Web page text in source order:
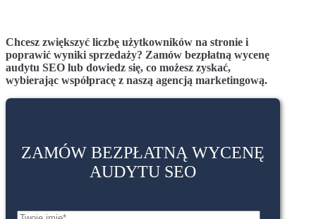
Chcesz zwiększyć liczbę użytkowników na stronie i
poprawić wyniki sprzedaży? Zamów bezpłatną wycenę
audytu SEO lub dowiedz się, co możesz zyskać,
wybierając współpracę z naszą agencją marketingową.
ZAMÓW BEZPŁATNĄ WYCENĘ
AUDYTU SEO